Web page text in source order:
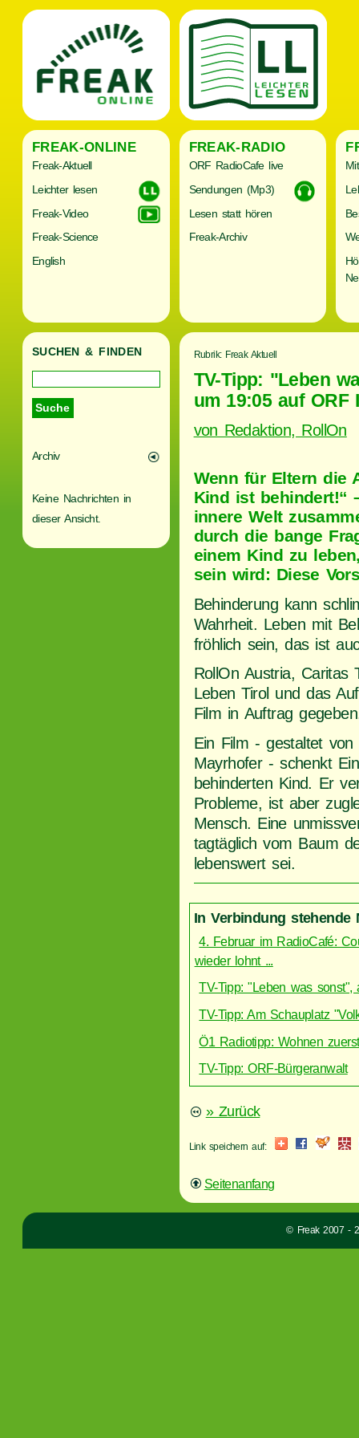
FREAK-ONLINE
Freak-Aktuell
Leichter lesen
Freak-Video
Freak-Science
English
FREAK-RADIO
ORF RadioCafe live
Sendungen (Mp3)
Lesen statt hören
Freak-Archiv
SUCHEN & FINDEN
Archiv
Keine Nachrichten in
dieser Ansicht.
Rubrik: Freak Aktuell
TV-Tipp: "Leben
um 19:05 auf ORF
von Redaktion, RollOn
Wenn für Eltern die
Kind ist behindert!“
innere Welt
durch die bange
einem Kind zu
sein wird: Diese
Behinderung kann
Wahrheit. Leben mit
fröhlich sein, das ist
RollOn Austria, Caritas
Leben Tirol und das
Film in Auftrag
Ein Film - gestaltet von
Mayrhofer - schenkt
behinderten Kind. Er
Probleme, ist aber
Mensch. Eine
tagtäglich vom Baum
lebenswert sei.
In Verbindung stehende
4. Februar im RadioCafé:
wieder lohnt ...
TV-Tipp: "Leben was
TV-Tipp: Am Schauplatz
Ö1 Radiotipp: Wohnen
TV-Tipp: ORF-Bürgeranwalt
» Zurück
Link speichern auf:
Seitenanfang
© Freak 2007 -